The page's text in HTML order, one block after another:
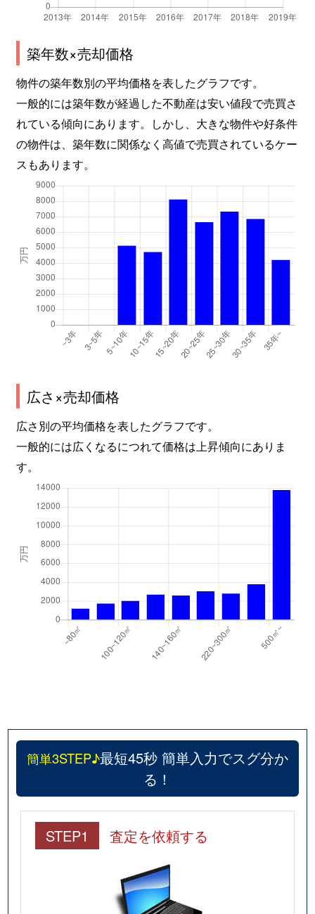
東古松 2,900万円 大元
徒歩5分
東古松
950万円
東古松
3,000万円 大元
徒歩5分
東古松
1,700万円 大元
徒歩8分
東古松
2,500万円 大元
徒歩11分
東古松
1,600万円 大元
徒歩13分
東古松
2,000万円 大元
徒歩13分
東古松
1,600万円 大元
徒歩4分
東古松南町
350万円 大元
徒歩10分
平野
3,300万円 岡山
徒歩6分
奉還町
3,300万円
奉還町
3,600万円 岡山
奉還町
4,000万円 岡山
徒歩6分
柳町
330万円 岡山
徒歩16分
弓之町
築年数×売却価格
物件の築年数別の平均価格を表したグラフです。
一般的には築年数が経過した不動産は安い値段で売買さ
れている傾向にあります。しかし、大きな物件や好条件
の物件は、築年数に関係なく高値で売買されているケー
スもあります。
広さ×売却価格
広さ別の平均価格を表したグラフです。
一般的には広くなるにつれて価格は上昇傾向にありま
す。
簡単3STEP♪最短45秒 簡単入力でスグ分か
る！
STEP1 査定を依頼する